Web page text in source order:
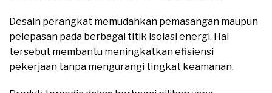
Desain perangkat memudahkan pemasangan maupun
pelepasan pada berbagai titik isolasi energi. Hal
tersebut membantu meningkatkan efisiensi
pekerjaan tanpa mengurangi tingkat keamanan.